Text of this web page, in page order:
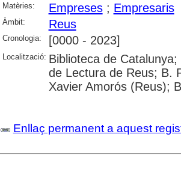
Matèries: Empreses; Empresaris
Àmbit: Reus
Cronologia: [0000 - 2023]
Localització: Biblioteca de
de Lectura de Reus; B.
Xavier Amorós (Reus);
Enllaç permanent a aquest